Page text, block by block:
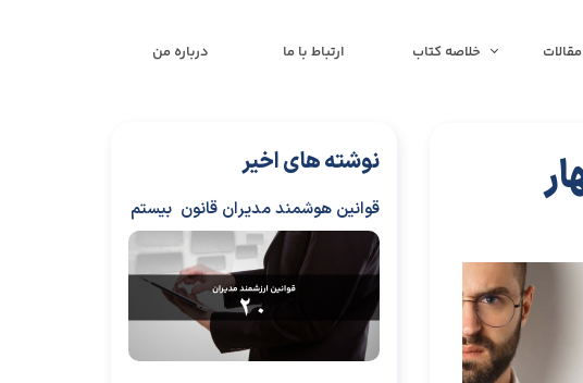
درباره من ارتباط با ما خلاصه کتاب مقالات
قوانین هوشمند مدیران قانون بیستم
نوشته های اخیر